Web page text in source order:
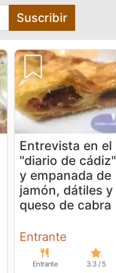
Suscribir
Entrevista en el
"diario de cádiz"
y empanada de
jamón, dátiles y
queso de cabra
Entrante
Entrante 3.3 / 5